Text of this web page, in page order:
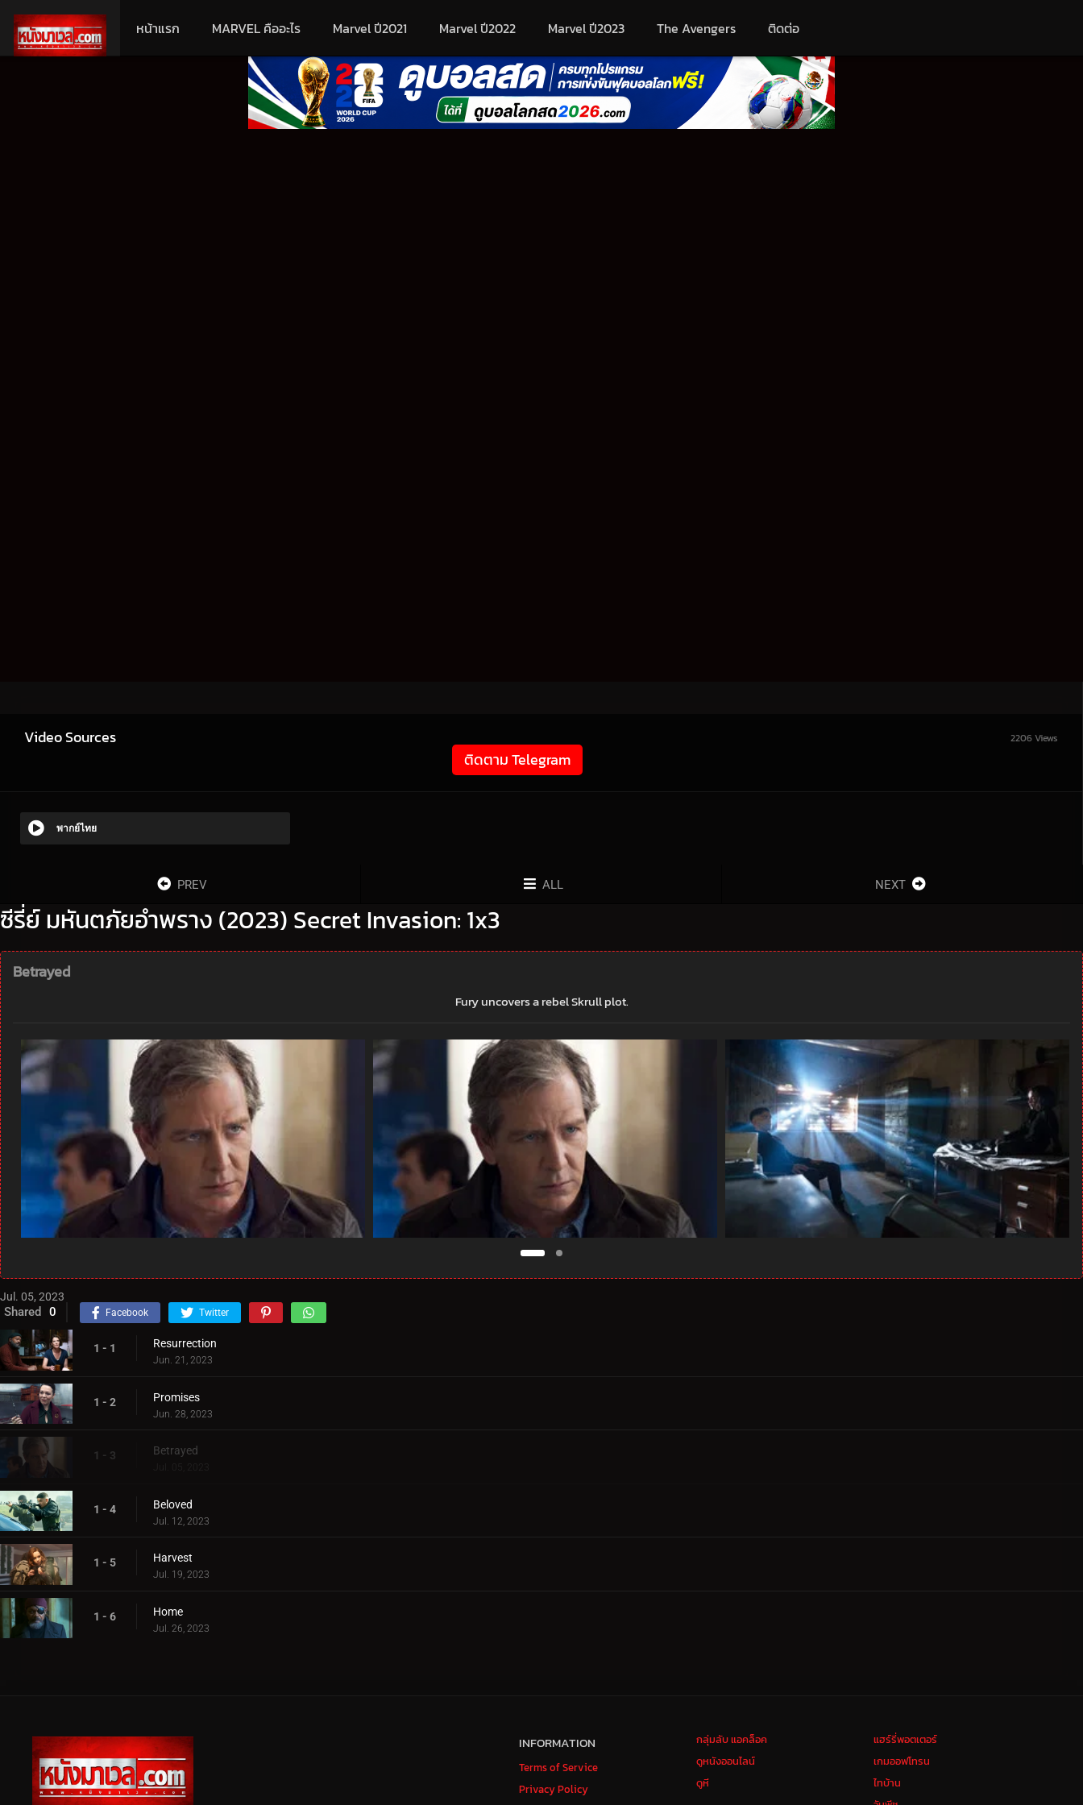
หน้าแรก MARVEL คืออะไร Marvel ปี2021 Marvel ปี2022 Marvel ปี2023 The Avengers ติดต่อ
Video Sources 2206 Views
ติดตาม Telegram
พากย์ไทย
PREV ALL NEXT
ซีรี่ย์ มหันตภัยอำพราง (2023) Secret Invasion: 1x3
Betrayed
Fury uncovers a rebel Skrull plot.
Jul. 05, 2023
Shared 0 Facebook Twitter
1 - 1 Resurrection
Jun. 21, 2023
1 - 2 Promises
Jun. 28, 2023
1 - 3 Betrayed
Jul. 05, 2023
1 - 4 Beloved
Jul. 12, 2023
1 - 5 Harvest
Jul. 19, 2023
1 - 6 Home
Jul. 26, 2023
INFORMATION
Terms of Service
Privacy Policy
กลุ่มลับ แอคล็อค
ดูหนังออนไลน์
ดูหี
แฮร์รี่พอตเตอร์
เกมออฟโทรน
ไทบ้าน